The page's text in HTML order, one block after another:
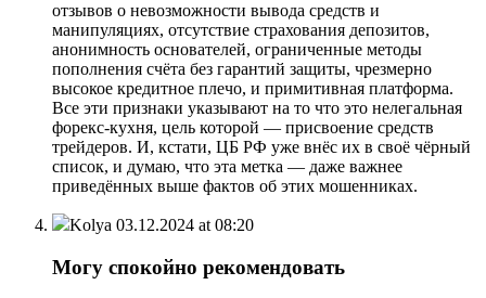
отзывов о невозможности вывода средств и
манипуляциях, отсутствие страхования депозитов,
анонимность основателей, ограниченные методы
пополнения счёта без гарантий защиты, чрезмерно
высокое кредитное плечо, и примитивная платформа.
Все эти признаки указывают на то что это нелегальная
форекс-кухня, цель которой — присвоение средств
трейдеров. И, кстати, ЦБ РФ уже внёс их в своё чёрный
список, и думаю, что эта метка — даже важнее
приведённых выше фактов об этих мошенниках.
Kolya 03.12.2024 at 08:20
Могу спокойно рекомендовать